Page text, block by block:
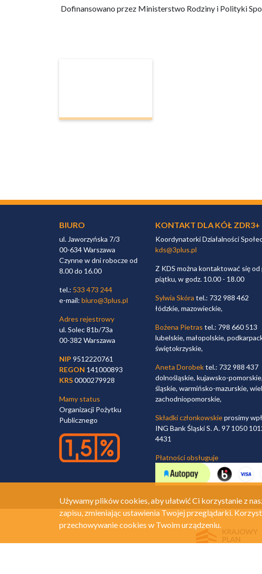
Dofinansowano przez Ministerstwo Rodziny i Polityki
BIURO
ul. Jaworzyńska 7/3
00-634 Warszawa
Czynne w dni robocze od
8.00 do 16.00
tel.: 533 473 244
e-mail: biuro@3plus.pl
Adres rejestrowy
ul. Solec 81b/73a
00-382 Warszawa
NIP 9512220761
REGON 141000893
KRS0000279928
Mamy status
Organizacji Pożytku
Publicznego
KONTAKT DLA KÓŁ ZDR3+
Koordynatorki Działalności
kds@3plus.pl
Z KDS można kontaktować się od
piątku, w godz. 10.00 - 18.00
Sylwia Skóra tel.: 732 988 462
łódzkie, mazowieckie,
Bożena Pietras tel.: 798 660 513
lubelskie, małopolskie,
świętokrzyskie,
Aneta Dorobektel.: 732 988 437
dolnośląskie, kujawsko-
śląskie, warmińsko-mazurskie,
zachodniopomorskie,
Składki członkowskieprosimy
ING Bank Śląski S. A. 97 1050
4431
Płatności obsługuje
Używamy plików cookies, aby ułatwić Ci korzystanie z
zapisu, zmieniając ustawienia Twojej przeglądarki.
przechowywanie cookies w Twoim urządzeniu.